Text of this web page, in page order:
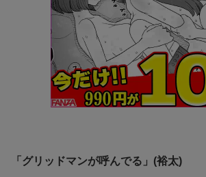
「グリッドマンが呼んでる」(裕太)